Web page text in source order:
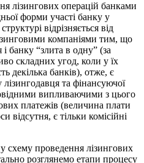
лізингових операцій банками
форми участі банку у
відрізняється від
компаніями тим, що
банку “злита в одну” (за
складних угод, коли у їх
декілька банків), отже, є
та фінансуючої
випливаючими з цього
платежів (величина плати
відсутня, є тільки комісійні
схему проведення лізингових
розглянемо етапи процесу